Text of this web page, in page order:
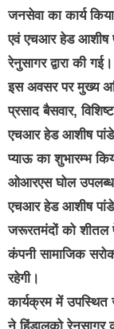
जनसेवा का कार्य
एवं एचआर हेड आशीष
रेनुसागर द्वारा की गई।
इस अवसर पर मुख्य
प्रसाद बैसवार,
एचआर हेड आशीष
प्याऊ का शुभारम्भ
ओआरएस घोल उपलब्ध
एचआर हेड आशीष
जरूरतमंदों को शीतल
कंपनी सामाजिक
रहेगी।
कार्यक्रम में उपस्थित